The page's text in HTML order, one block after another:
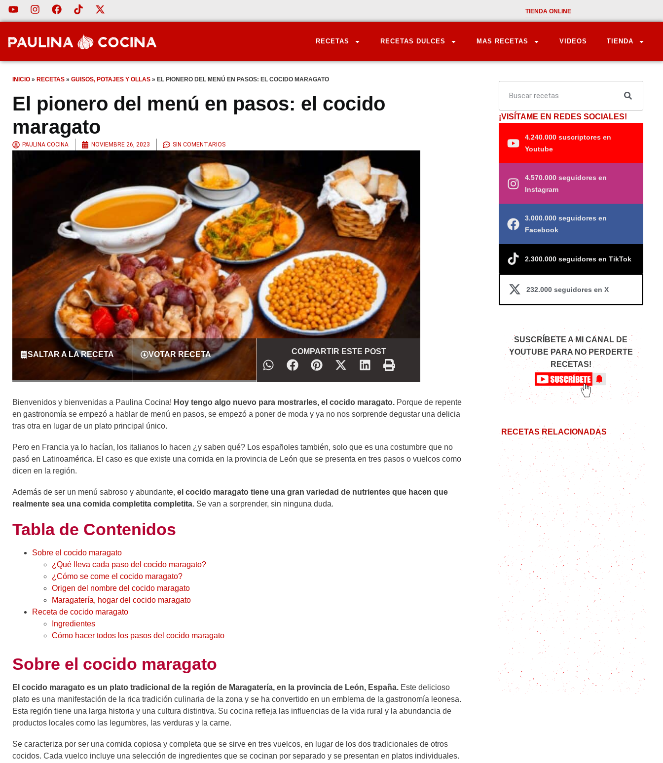
TIENDA ONLINE
RECETAS RECETAS DULCES MAS RECETAS VIDEOS TIENDA
INICIO » RECETAS » GUISOS, POTAJES Y OLLAS » EL PIONERO DEL MENÚ EN PASOS: EL COCIDO MARAGATO
El pionero del menú en pasos: el cocido
maragato
PAULINA COCINA NOVIEMBRE 26, 2023 SIN COMENTARIOS
SALTAR A LA RECETA VOTAR RECETA COMPARTIR ESTE POST
Bienvenidos y bienvenidas a Paulina Cocina! Hoy tengo algo nuevo para mostrarles, el cocido maragato. Porque de repente
en gastronomía se empezó a hablar de menú en pasos, se empezó a poner de moda y ya no nos sorprende degustar una delicia
tras otra en lugar de un plato principal único.
Pero en Francia ya lo hacían, los italianos lo hacen ¿y saben qué? Los españoles también, solo que es una costumbre que no
pasó en Latinoamérica. El caso es que existe una comida en la provincia de León que se presenta en tres pasos o vuelcos como
dicen en la región.
Además de ser un menú sabroso y abundante, el cocido maragato tiene una gran variedad de nutrientes que hacen que
realmente sea una comida completita completita. Se van a sorprender, sin ninguna duda.
Tabla de Contenidos
Sobre el cocido maragato
¿Qué lleva cada paso del cocido maragato?
¿Cómo se come el cocido maragato?
Origen del nombre del cocido maragato
Maragatería, hogar del cocido maragato
Receta de cocido maragato
Ingredientes
Cómo hacer todos los pasos del cocido maragato
Sobre el cocido maragato
El cocido maragato es un plato tradicional de la región de Maragatería, en la provincia de León, España. Este delicioso
plato es una manifestación de la rica tradición culinaria de la zona y se ha convertido en un emblema de la gastronomía leonesa.
Esta región tiene una larga historia y una cultura distintiva. Su cocina refleja las influencias de la vida rural y la abundancia de
productos locales como las legumbres, las verduras y la carne.
Se caracteriza por ser una comida copiosa y completa que se sirve en tres vuelcos, en lugar de los dos tradicionales de otros
cocidos. Cada vuelco incluye una selección de ingredientes que se cocinan por separado y se presentan en platos individuales.
¡VISÍTAME EN REDES SOCIALES!
4.240.000 suscriptores en
Youtube
4.570.000 seguidores en
Instagram
3.000.000 seguidores en
Facebook
2.300.000 seguidores en TikTok
232.000 seguidores en X
SUSCRÍBETE A MI CANAL DE
YOUTUBE PARA NO PERDERTE
RECETAS!
RECETAS RELACIONADAS
Callos a la Madrileña: Receta
tradicional
Sancocho: la sopa colombiana que
te abraza
Caldereta de cordero: un sabor
auténtico que se deshacen en la
boca
Reconfortantes pantrucas chilenas
para hacer a la familia
Qué es el charquicán, de dónde es
y una receta en 4 pasos
No podés dejar de conocer la
receta tradicional de romeritos con
mole